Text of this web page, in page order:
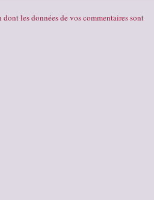
les données de vos commentaires sont